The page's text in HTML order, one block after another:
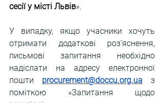
сесії у місті Львів».
У випадку, якщо учасники хочуть
отримати додаткові роз’яснення,
письмові запитання необхідно
надіслати на адресу електронної
пошти procurement@doccu.org.ua з
поміткою «Запитання щодо